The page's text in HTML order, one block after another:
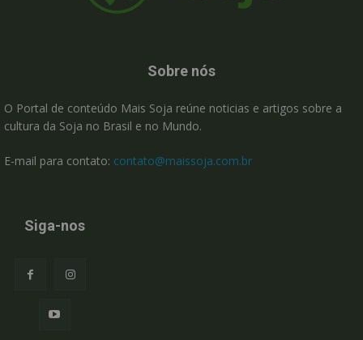
Sobre nós
O Portal de conteúdo Mais Soja reúne noticias e artigos sobre a
cultura da Soja no Brasil e no Mundo.
E-mail para contato: contato@maissoja.com.br
Siga-nos